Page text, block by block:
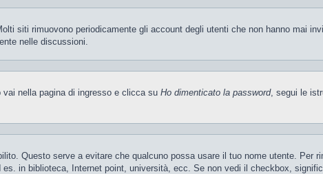
siti rimuovono periodicamente gli account degli utenti che non hanno mai
nelle discussioni.
vai nella pagina di ingresso e clicca su Ho dimenticato la password, segui le
Questo serve a evitare che qualcuno possa usare il tuo nome utente. Per
in biblioteca, Internet point, università, ecc. Se non vedi il checkbox,